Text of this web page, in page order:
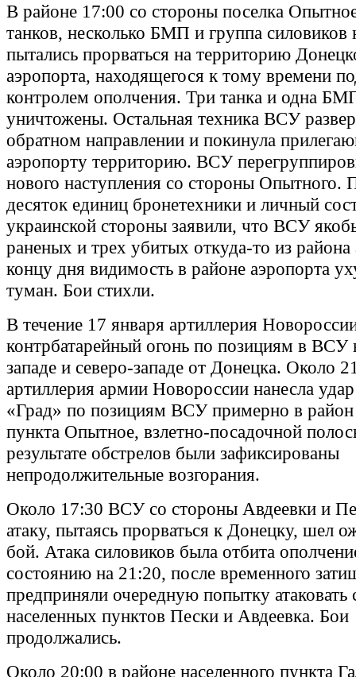
В районе 17:00 со стороны поселка
танков, несколько БМП и группа силовиков
пытались прорваться на территорию
аэропорта, находящегося к тому времени
контролем ополчения. Три танка и одна
уничтожены. Остальная техника ВСУ
обратном направлении и покинула
аэропорту территорию. ВСУ
нового наступления со стороны Опытного.
десяток единиц бронетехники и личный
украинской стороны заявили, что ВСУ
раненых и трех убитых откуда-то из
концу дня видимость в районе аэропорта
туман. Бои стихли.
В течение 17 января артиллерия
контрбатарейный огонь по позициям в ВСУ
западе и северо-западе от Донецка. Около
артиллерия армии Новороссии нанесла
«Град» по позициям ВСУ примерно в район
пункта Опытное, взлетно-посадочной
результате обстрелов были зафиксированы
непродолжительные возгорания.
Около 17:30 ВСУ со стороны Авдеевки и
атаку, пытаясь прорваться к Донецку, шел
бой. Атака силовиков была отбита
состоянию на 21:20, после временного
предприняли очередную попытку атаковать
населенных пунктов Пески и Авдеевка. Бои
продолжались.
Около 20:00 в районе населенного пункта